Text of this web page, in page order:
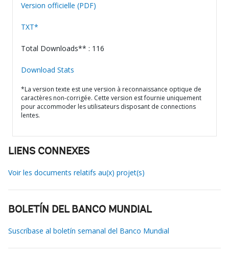
Version officielle (PDF)
TXT*
Total Downloads** : 116
Download Stats
*La version texte est une version à reconnaissance optique de
caractères non-corrigée. Cette version est fournie uniquement
pour accommoder les utilisateurs disposant de connections
lentes.
LIENS CONNEXES
Voir les documents relatifs au(x) projet(s)
BOLETÍN DEL BANCO MUNDIAL
Suscríbase al boletín semanal del Banco Mundial